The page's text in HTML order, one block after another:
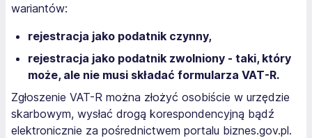
wariantów:
rejestracja jako podatnik czynny,
rejestracja jako podatnik zwolniony - taki, który
może, ale nie musi składać formularza VAT-R.
Zgłoszenie VAT-R można złożyć osobiście w urzędzie
skarbowym, wysłać drogą korespondencyjną bądź
elektronicznie za pośrednictwem portalu biznes.gov.pl.